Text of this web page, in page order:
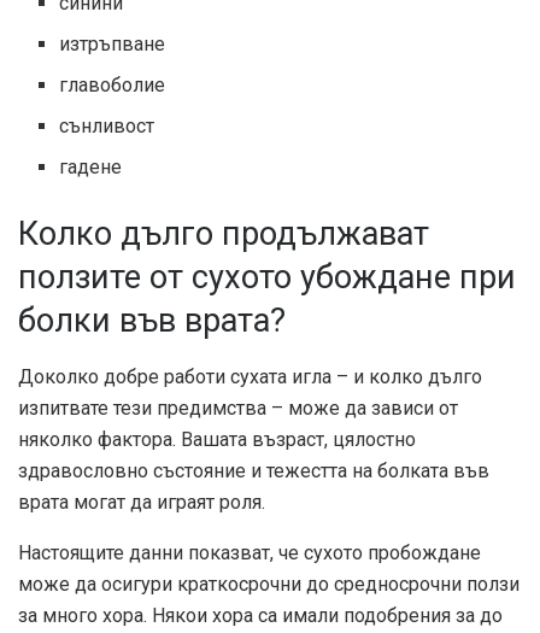
изтръпване
главоболие
сънливост
гадене
Колко дълго продължават
ползите от сухото убождане при
болки във врата?
Доколко добре работи сухата игла – и колко дълго
изпитвате тези предимства – може да зависи от
няколко фактора. Вашата възраст, цялостно
здравословно състояние и тежестта на болката във
врата могат да играят роля.
Настоящите данни показват, че сухото пробождане
може да осигури краткосрочни до средносрочни ползи
за много хора. Някои хора са имали подобрения за до